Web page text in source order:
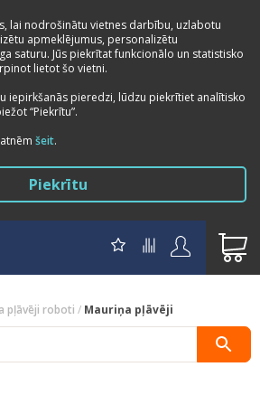
lai nodrošinātu vietnes darbību, uzlabotu
apmeklējumus, personalizētu
saturu. Jūs piekrītat funkcionālo un statistisko
lietot šo vietni.
iepirkšanās pieredzi, lūdzu piekrītiet analītisko
“Piekrītu”.
šeit.
Piekrītu
pļāvēji roboti / Mauriņa pļāvēji